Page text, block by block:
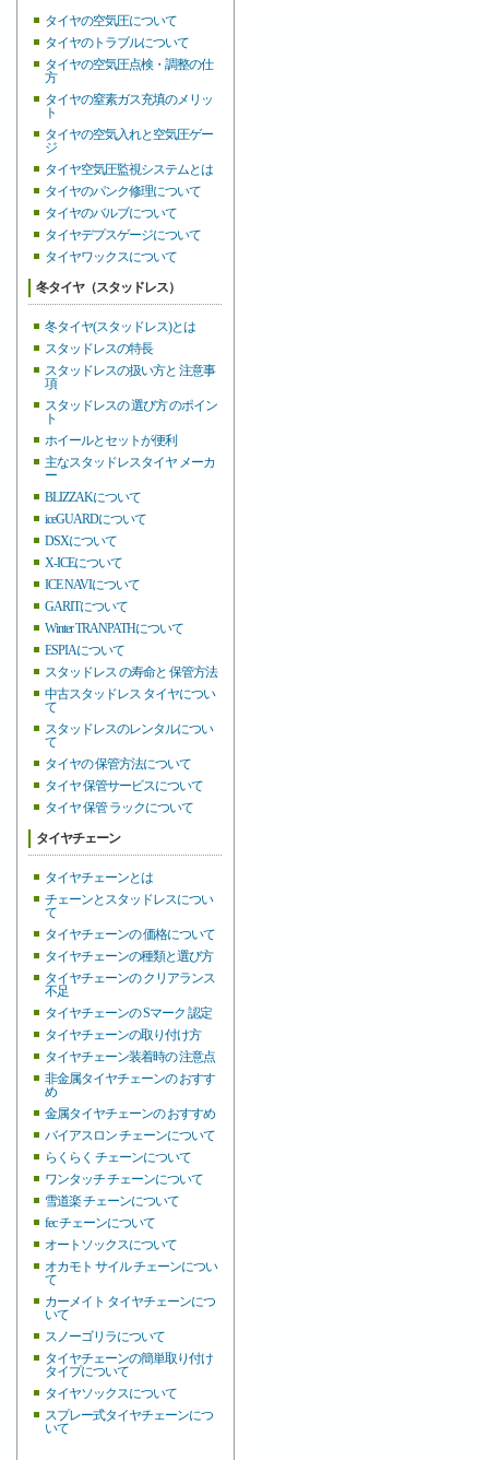
タイヤの空気圧について
タイヤのトラブルについて
タイヤの空気圧点検・調整の仕
方
タイヤの窒素ガス充填のメリッ
ト
タイヤの空気入れと空気圧ゲー
ジ
タイヤ空気圧監視システムとは
タイヤのパンク修理について
タイヤのバルブについて
タイヤデプスゲージについて
タイヤワックスについて
冬タイヤ（スタッドレス）
冬タイヤ(スタッドレス)とは
スタッドレスの特長
スタッドレスの扱い方と 注意事
項
スタッドレスの 選び方 のポイン
ト
ホイールとセットが便利
主なスタッドレスタイヤ メーカ
ー
BLIZZAKについて
iceGUARDについて
DSXについて
X-ICEについて
ICE NAVIについて
GARITについて
Winter TRANPATHについて
ESPIAについて
スタッドレス の寿命と 保管方法
中古スタッドレス タイヤについ
て
スタッドレスのレンタルについ
て
タイヤの 保管方法について
タイヤ 保管サービスについて
タイヤ 保管 ラックについて
タイヤチェーン
タイヤチェーンとは
チェーンとスタッドレスについ
て
タイヤチェーンの 価格について
タイヤチェーンの種類と選び方
タイヤチェーンの クリアランス
不足
タイヤチェーンの Sマーク 認定
タイヤチェーンの取り付け方
タイヤチェーン装着時の 注意点
非金属タイヤチェーンの おすす
め
金属タイヤチェーンの おすすめ
バイアスロン チェーンについて
らくらく チェーンについて
ワンタッチ チェーンについて
雪道楽 チェーンについて
fec チェーンについて
オートソックスについて
オカモト サイル チェーンについ
て
カーメイト タイヤチェーンにつ
いて
スノーゴリラについて
タイヤチェーンの簡単取り付け
タイプについて
タイヤソックスについて
スプレー式タイヤチェーンにつ
いて